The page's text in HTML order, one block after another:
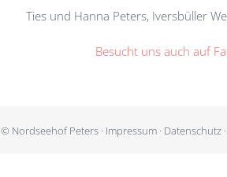
Ties und Hanna Peters, Iversbüller
Besucht uns auch auf
© Nordseehof Peters · Impressum · Datenschutz